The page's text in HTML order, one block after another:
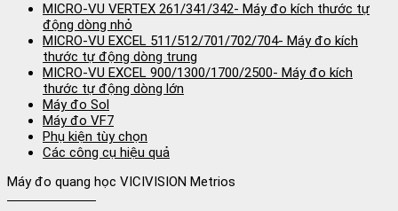
MICRO-VU VERTEX 261/341/342- Máy đo kích thước tự
động dòng nhỏ
MICRO-VU EXCEL 511/512/701/702/704- Máy đo kích
thước tự động dòng trung
MICRO-VU EXCEL 900/1300/1700/2500- Máy đo kích
thước tự động dòng lớn
Máy đo Sol
Máy đo VF7
Phụ kiện tùy chọn
Các công cụ hiệu quả
Máy đo quang học VICIVISION Metrios